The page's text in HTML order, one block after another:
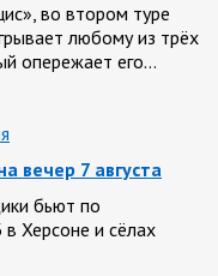
во втором туре
любому из трёх
опережает его…
вечер 7 августа
бьют по
Херсоне и сёлах